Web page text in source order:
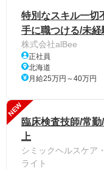
特別なスキル一切
手に職つける/未経
株式会社alBee
正社員
北海道
月給25万円～40万円
NEW
臨床検査技師/常
上
シミックヘルスケア
ライト